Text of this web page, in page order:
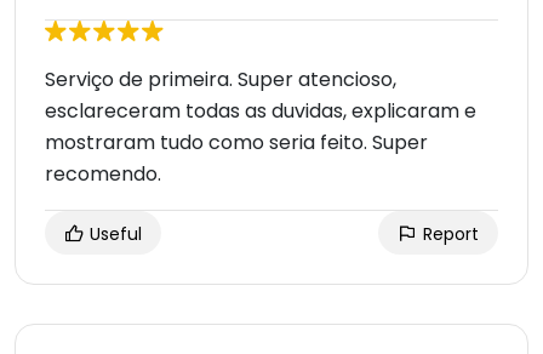
Serviço de primeira. Super atencioso,
esclareceram todas as duvidas, explicaram e
mostraram tudo como seria feito. Super
recomendo.
Useful Report